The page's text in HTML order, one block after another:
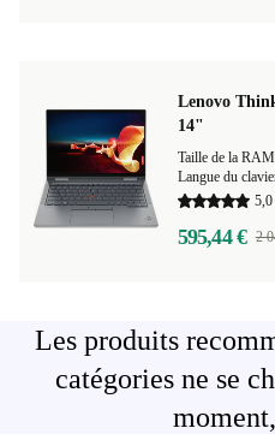
Lenovo
14"
Taille de la
Langue du
5,0
595,44 € 2
Les produits
catégories ne se